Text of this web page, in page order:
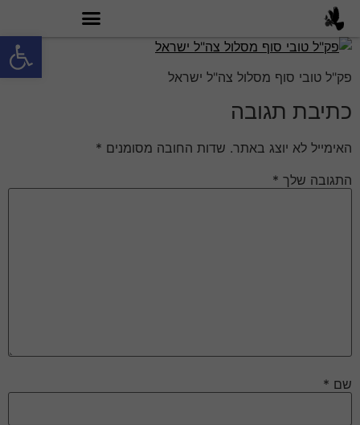
פתח
פק"ל טובי סוף מסלול צה"ל ישראל
כתיבת תגובה
האימייל לא יוצג באתר. שדות החובה מסומנים *
התגובה שלך *
שם *